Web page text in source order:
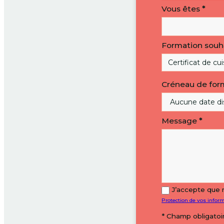
Vous êtes *
Formation
Créneau de
Message *
J’accepte
Protection de vos
* Champ